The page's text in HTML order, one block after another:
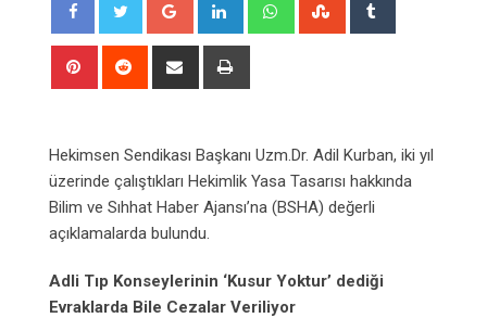
Pinterest Reddit
Share
Hekimsen Sendikası Başkanı Uzm.Dr. Adil Kurban, iki yıl
üzerinde çalıştıkları Hekimlik Yasa Tasarısı hakkında
Bilim ve Sıhhat Haber Ajansı’na (BSHA) değerli
açıklamalarda bulundu.
Adli Tıp Konseylerinin ‘Kusur Yoktur’ dediği
Evraklarda Bile Cezalar Veriliyor